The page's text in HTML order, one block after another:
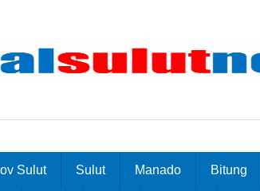
Sulut Sulut Manado Bitung